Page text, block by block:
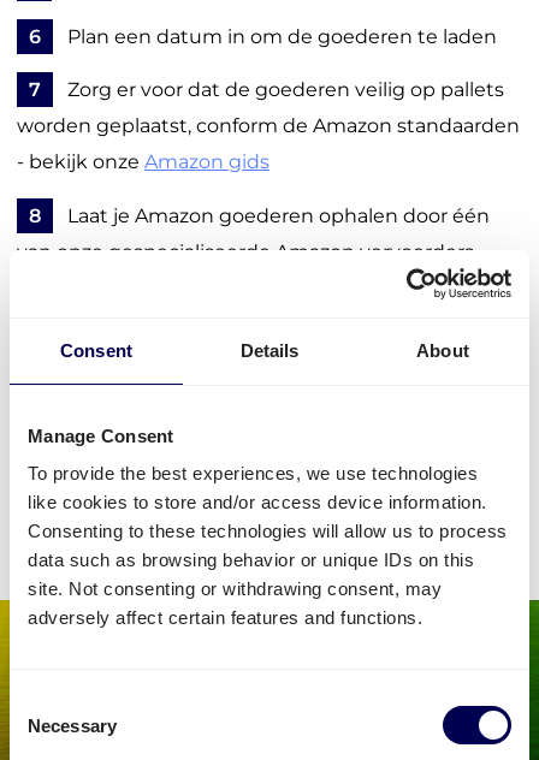
Consent Details About
Manage Consent
To provide the best experiences, we use technologies
like cookies to store and/or access device information.
Consenting to these technologies will allow us to process
data such as browsing behavior or unique IDs on this
site. Not consenting or withdrawing consent, may
adversely affect certain features and functions.
Selection
Necessary
6 Plan een datum in om de goederen te laden
7
Zorg er voor dat de goederen veilig op pallets
worden geplaatst, conform de Amazon standaarden
- bekijk onze Amazon gids
8
Laat je Amazon goederen ophalen door één
van onze gespecialiseerde Amazon vervoerders
Volg je order via het portaal, en ontvang
belangrijke updates en meldingen
• Bespaar 30% via het #1 transportnetwerk in Europa